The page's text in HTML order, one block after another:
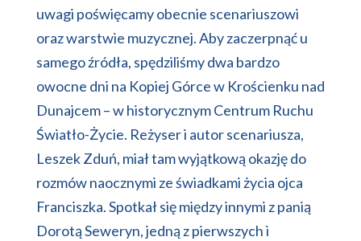
uwagi poświęcamy obecnie scenariuszowi
oraz warstwie muzycznej. Aby zaczerpnąć u
samego źródła, spędziliśmy dwa bardzo
owocne dni na Kopiej Górce w Krościenku nad
Dunajcem – w historycznym Centrum Ruchu
Światło-Życie. Reżyser i autor scenariusza,
Leszek Zduń, miał tam wyjątkową okazję do
rozmów naocznymi ze świadkami życia ojca
Franciszka. Spotkał się między innymi z panią
Dorotą Seweryn, jedną z pierwszych i